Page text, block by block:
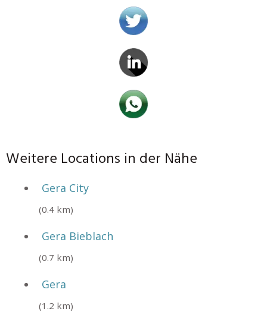
Weitere Locations in der Nähe
Gera City
(0.4 km)
Gera Bieblach
(0.7 km)
Gera
(1.2 km)